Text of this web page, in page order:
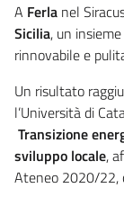
A Ferla nel
Sicilia, un
rinnovabile e
Un risultato
l’Università di
Transizione
sviluppo locale,
Ateneo 2020/22,